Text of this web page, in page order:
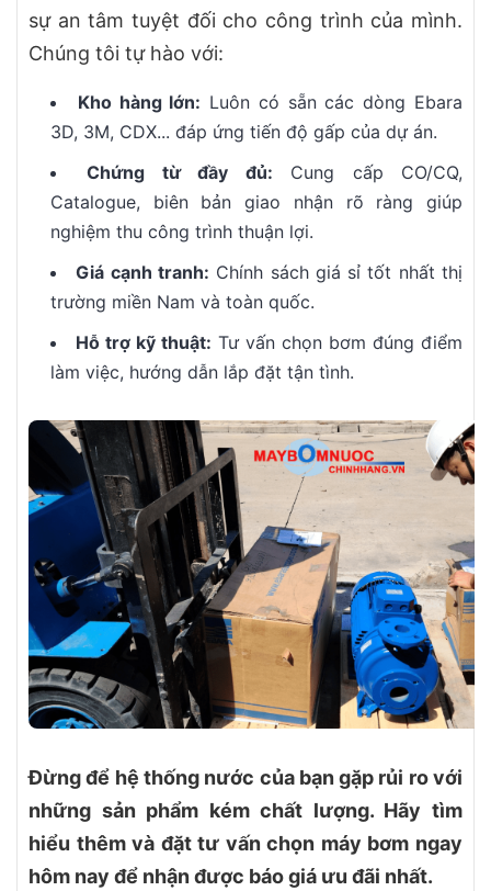
sự an tâm tuyệt đối cho công trình của mình.
Chúng tôi tự hào với:
Kho hàng lớn: Luôn có sẵn các dòng Ebara
3D, 3M, CDX... đáp ứng tiến độ gấp của dự án.
Chứng từ đầy đủ: Cung cấp CO/CQ,
Catalogue, biên bản giao nhận rõ ràng giúp
nghiệm thu công trình thuận lợi.
Giá cạnh tranh: Chính sách giá sỉ tốt nhất thị
trường miền Nam và toàn quốc.
Hỗ trợ kỹ thuật: Tư vấn chọn bơm đúng điểm
làm việc, hướng dẫn lắp đặt tận tình.
Đừng để hệ thống nước của bạn gặp rủi ro với
những sản phẩm kém chất lượng. Hãy tìm
hiểu thêm và đặt tư vấn chọn máy bơm ngay
hôm nay để nhận được báo giá ưu đãi nhất.